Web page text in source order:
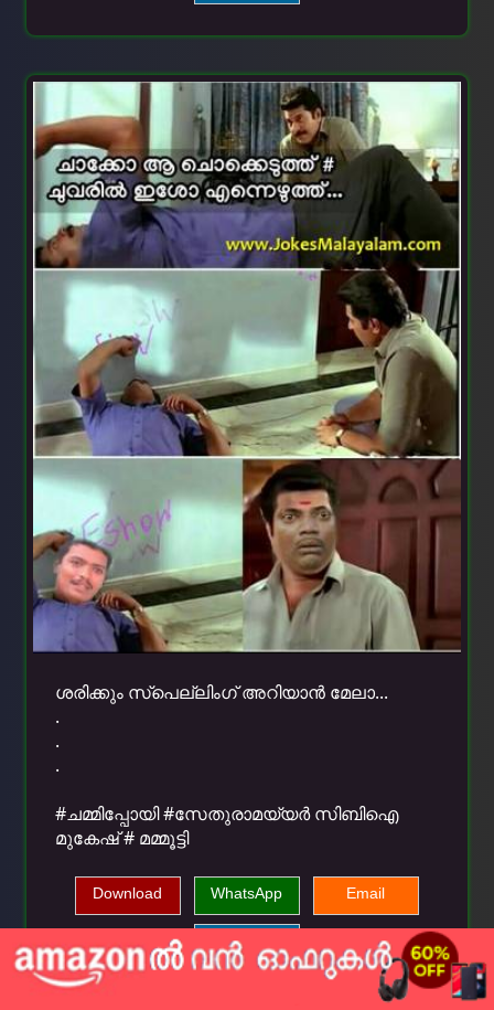
ശരിക്കും സ്പെല്ലിംഗ് അറിയാൻ മേലാ...
.
.
.
#ചമ്മിപ്പോയി #സേതുരാമയ്യർ സിബിഐ
മുകേഷ് # മമ്മൂട്ടി
Download WhatsApp Email
Facebook